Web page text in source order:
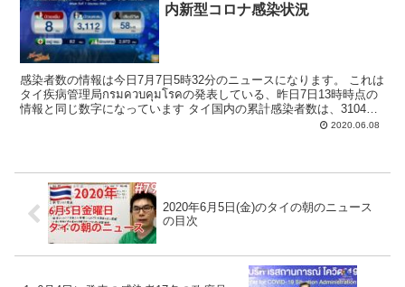
内新型コロナ感染状況
感染者数の情報は今日7月7日5時32分のニュースになります。 これは
タイ疾病管理局กรมควบคุมโรคの発表している、昨日7日13時時点の
情報と同じ数字になっています タイ国内の累計感染者数は、3104名
2020.06.08
2020年6月5日(金)のタイの朝のニュース
の目次